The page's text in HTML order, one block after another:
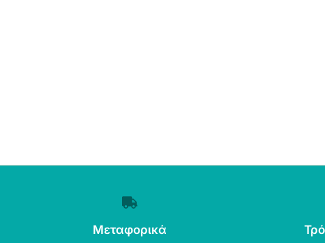
Μεταφορικά